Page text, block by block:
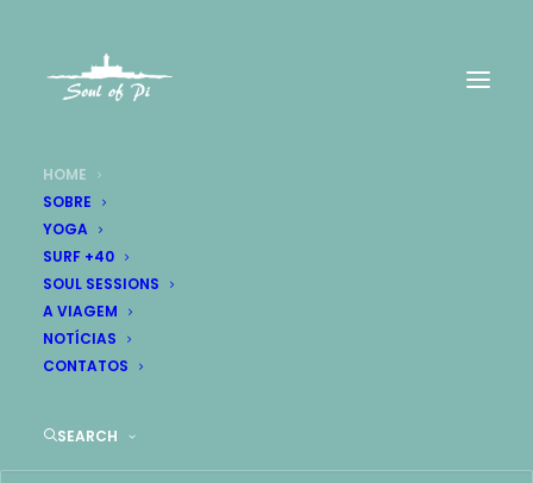
HOME
SOBRE
YOGA
SURF +40
SOUL SESSIONS
A VIAGEM
NOTÍCIAS
CONTATOS
SEARCH